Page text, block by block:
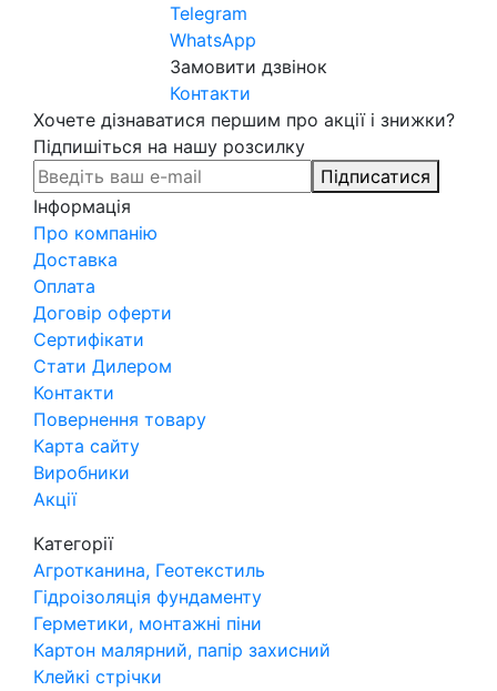
Telegram
WhatsApp
Замовити дзвінок
Контакти
Хочете дізнаватися першим про акції і знижки?
Підпишіться на нашу розсилку
Підписатися
Інформація
Про компанію
Доставка
Оплата
Договір оферти
Сертифікати
Стати Дилером
Контакти
Повернення товару
Карта сайту
Виробники
Акції
Категорії
Агротканина, Геотекстиль
Гідроізоляція фундаменту
Герметики, монтажні піни
Картон малярний, папір захисний
Клейкі стрічки